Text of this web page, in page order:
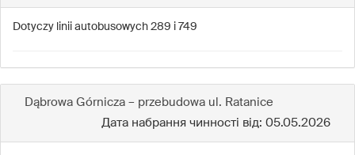
Dotyczy linii autobusowych 289 i 749
Dąbrowa Górnicza – przebudowa ul. Ratanice
Дата набрання чинності від: 05.05.2026